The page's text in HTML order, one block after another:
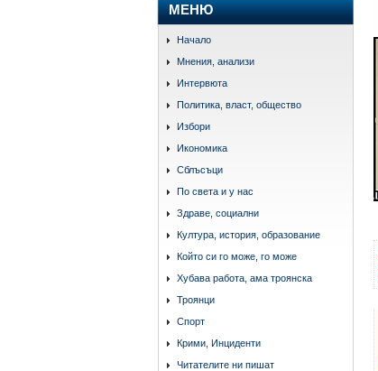
МЕНЮ
Начало
Мнения, анализи
Интервюта
Политика, власт, общество
Избори
Икономика
Сблъсъци
По света и у нас
Здраве, социални
Култура, история, образование
Който си го може, го може
Хубава работа, ама троянска
Троянци
Спорт
Крими, Инциденти
Читателите ни пишат